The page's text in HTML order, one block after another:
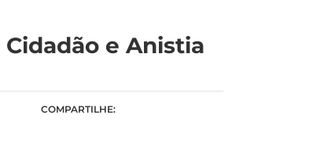
e Anistia
COMPARTILHE: